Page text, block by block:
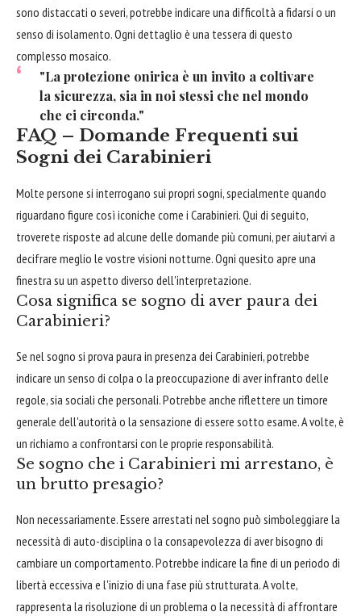
sono distaccati o severi, potrebbe indicare una difficoltà a fidarsi o un
senso di isolamento. Ogni dettaglio è una tessera di questo
complesso mosaico.
"La protezione onirica è un invito a coltivare
la sicurezza, sia in noi stessi che nel mondo
che ci circonda."
FAQ – Domande Frequenti sui
Sogni dei Carabinieri
Molte persone si interrogano sui propri sogni, specialmente quando
riguardano figure così iconiche come i Carabinieri. Qui di seguito,
troverete risposte ad alcune delle domande più comuni, per aiutarvi a
decifrare meglio le vostre visioni notturne. Ogni quesito apre una
finestra su un aspetto diverso dell'interpretazione.
Cosa significa se sogno di aver paura dei
Carabinieri?
Se nel sogno si prova paura in presenza dei Carabinieri, potrebbe
indicare un senso di colpa o la preoccupazione di aver infranto delle
regole, sia sociali che personali. Potrebbe anche riflettere un timore
generale dell'autorità o la sensazione di essere sotto esame. A volte, è
un richiamo a confrontarsi con le proprie responsabilità.
Se sogno che i Carabinieri mi arrestano, è
un brutto presagio?
Non necessariamente. Essere arrestati nel sogno può simboleggiare la
necessità di auto-disciplina o la consapevolezza di aver bisogno di
cambiare un comportamento. Potrebbe indicare la fine di un periodo di
libertà eccessiva e l'inizio di una fase più strutturata. A volte,
rappresenta la risoluzione di un problema o la necessità di affrontare